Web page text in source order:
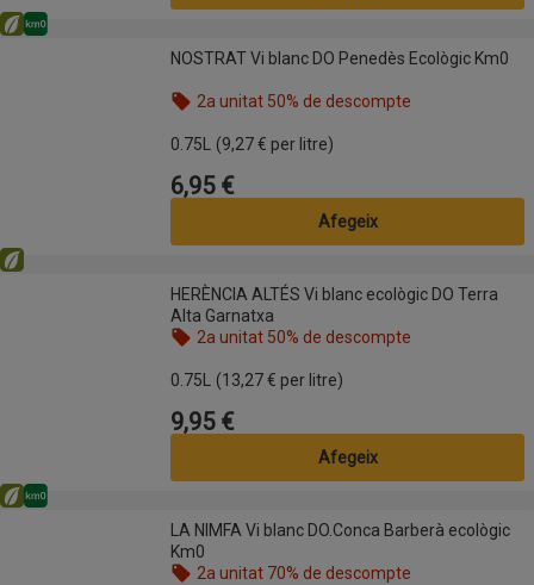
NOSTRAT Vi blanc DO Penedès Ecològic Km0
Eco
Km0
NOSTRAT Vi blanc DO Penedès Ecològic Km0
2a unitat 50% de descompte
0.75L
(9,27 € per litre)
Preu
6,95 €
Afegeix
HERÈNCIA ALTÉS Vi blanc ecològic DO Terra Alta Garnatxa
Eco
HERÈNCIA ALTÉS Vi blanc ecològic DO Terra
Alta Garnatxa
2a unitat 50% de descompte
0.75L (13,27 € per litre)
Preu
9,95 €
Afegeix
LA NIMFA Vi blanc DO.Conca Barberà ecològic Km0
Eco
Km0
LA NIMFA Vi blanc DO.Conca Barberà ecològic
Km0
2a unitat 70% de descompte